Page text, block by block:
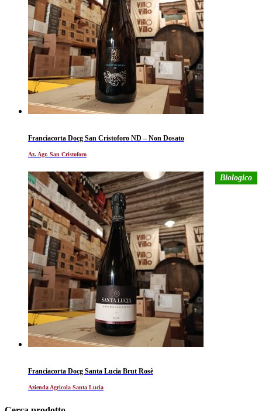
Franciacorta Docg San Cristoforo ND – Non Dosato
Az. Agr. San Cristoforo
Biologico
Franciacorta Docg Santa Lucia Brut Rosè
Azienda Agricola Santa Lucia